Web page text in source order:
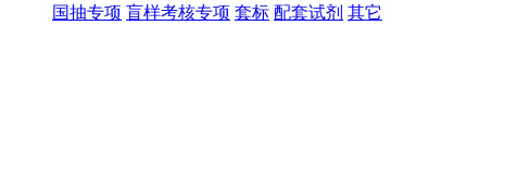
国抽专项 盲样考核专项 套标 配套试剂 其它